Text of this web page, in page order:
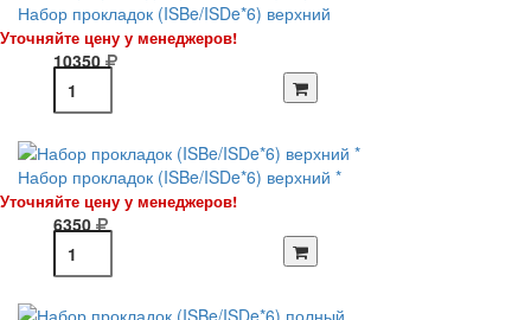
Набор прокладок (ISBe/ISDe*6) верхний
Уточняйте цену у менеджеров!
10350
Набор прокладок (ISBe/ISDe*6) верхний *
Уточняйте цену у менеджеров!
6350